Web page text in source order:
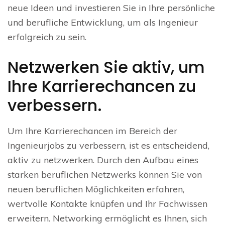
neue Ideen und investieren Sie in Ihre persönliche
und berufliche Entwicklung, um als Ingenieur
erfolgreich zu sein.
Netzwerken Sie aktiv, um
Ihre Karrierechancen zu
verbessern.
Um Ihre Karrierechancen im Bereich der
Ingenieurjobs zu verbessern, ist es entscheidend,
aktiv zu netzwerken. Durch den Aufbau eines
starken beruflichen Netzwerks können Sie von
neuen beruflichen Möglichkeiten erfahren,
wertvolle Kontakte knüpfen und Ihr Fachwissen
erweitern. Networking ermöglicht es Ihnen, sich